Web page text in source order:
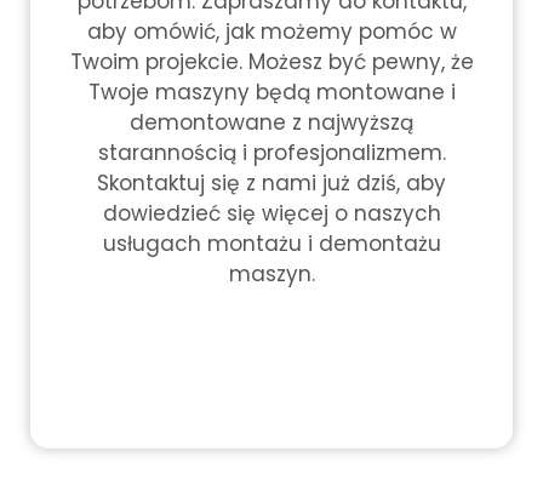
aby omówić, jak możemy pomóc w
Twoim projekcie. Możesz być pewny, że
Twoje maszyny będą montowane i
demontowane z najwyższą
starannością i profesjonalizmem.
Skontaktuj się z nami już dziś, aby
dowiedzieć się więcej o naszych
usługach montażu i demontażu
maszyn.